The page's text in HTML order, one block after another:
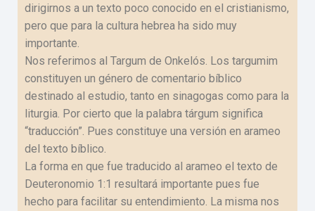
dirigirnos a un texto poco conocido en el cristianismo,
pero que para la cultura hebrea ha sido muy
importante.
Nos referimos al Targum de Onkelós. Los targumim
constituyen un género de comentario bíblico
destinado al estudio, tanto en sinagogas como para la
liturgia. Por cierto que la palabra tárgum significa
“traducción”. Pues constituye una versión en arameo
del texto bíblico.
La forma en que fue traducido al arameo el texto de
Deuteronomio 1:1 resultará importante pues fue
hecho para facilitar su entendimiento. La misma nos